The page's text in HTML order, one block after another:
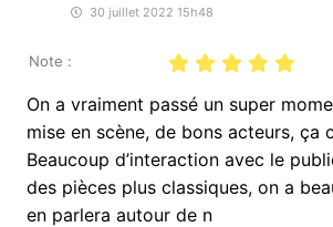
30 juillet 2022 15h48
Note :
On a vraiment passé un super
mise en scène, de bons acteurs, ça
Beaucoup d’interaction avec le
des pièces plus classiques, on a
en parlera autour de n